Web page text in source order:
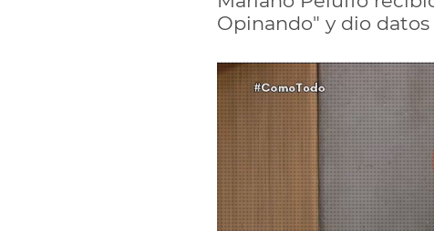
Opinando" y dio datos